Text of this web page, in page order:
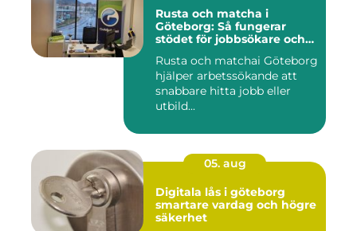
Rusta och matcha i
Göteborg: Så fungerar
stödet för jobbsökare och
Rusta och matchai Göteborg
hjälper arbetssökande att
snabbare hitta jobb eller
utbild...
05. aug
Digitala lås i göteborg
smartare vardag och högre
säkerhet